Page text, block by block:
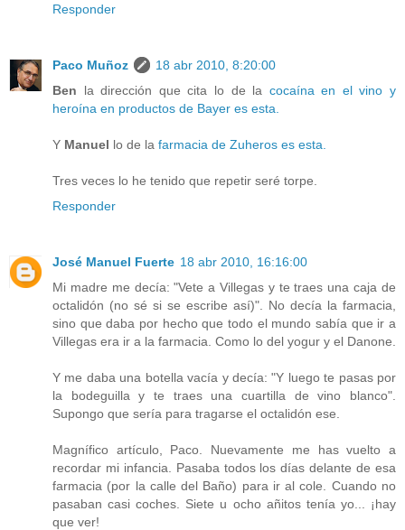
Responder
Paco Muñoz
18 abr 2010, 8:20:00
Ben la dirección que cita lo de la cocaína en el vino y
heroína en productos de Bayer es esta.
Y Manuel lo de la farmacia de Zuheros es esta.
Tres veces lo he tenido que repetir seré torpe.
Responder
José Manuel Fuerte 18 abr 2010, 16:16:00
Mi madre me decía: "Vete a Villegas y te traes una caja de
octalidón (no sé si se escribe así)". No decía la farmacia,
sino que daba por hecho que todo el mundo sabía que ir a
Villegas era ir a la farmacia. Como lo del yogur y el Danone.
Y me daba una botella vacía y decía: "Y luego te pasas por
la bodeguilla y te traes una cuartilla de vino blanco".
Supongo que sería para tragarse el octalidón ese.
Magnífico artículo, Paco. Nuevamente me has vuelto a
recordar mi infancia. Pasaba todos los días delante de esa
farmacia (por la calle del Baño) para ir al cole. Cuando no
pasaban casi coches. Siete u ocho añitos tenía yo... ¡hay
que ver!